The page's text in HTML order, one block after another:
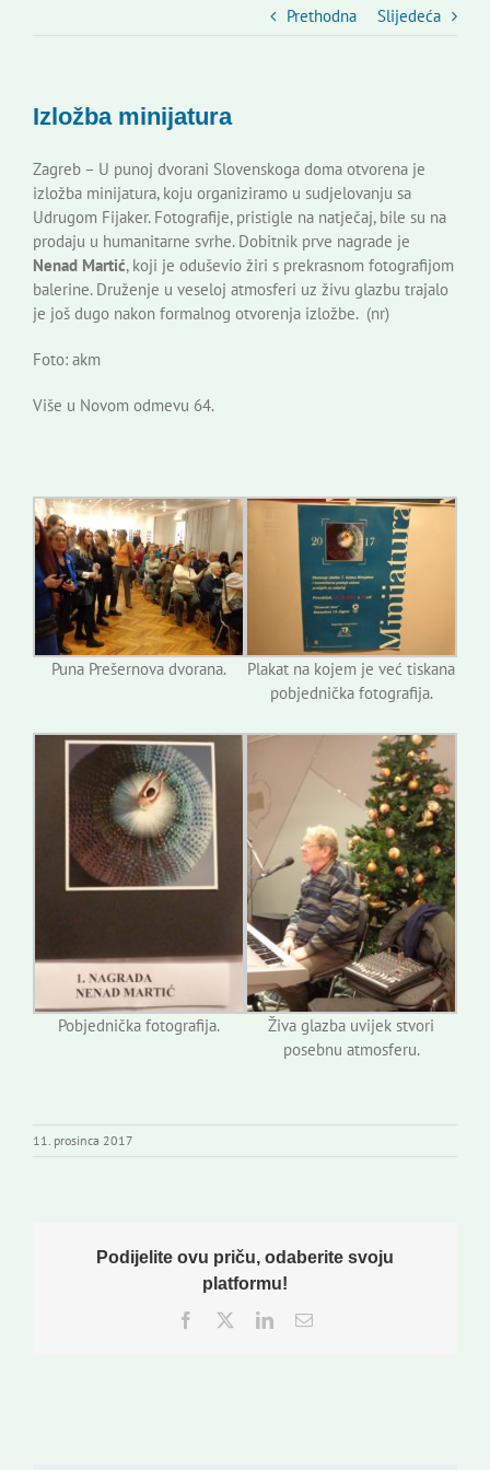
Kontakti
Novi odmev – naše glasilo
Izdavaštvo
Prethodna Slijedeća
Izložba minijatura
Zagreb – U punoj dvorani Slovenskoga doma otvorena je
izložba minijatura, koju organiziramo u sudjelovanju sa
Udrugom Fijaker. Fotografije, pristigle na natječaj, bile su na
prodaju u humanitarne svrhe. Dobitnik prve nagrade je
Nenad Martić, koji je oduševio žiri s prekrasnom fotografijom
balerine. Druženje u veseloj atmosferi uz živu glazbu trajalo
je još dugo nakon formalnog otvorenja izložbe. (nr)
Foto: akm
Više u Novom odmevu 64.
Puna Prešernova dvorana.
Plakat na kojem je već tiskana
pobjednička fotografija.
Pobjednička fotografija.
Živa glazba uvijek stvori
posebnu atmosferu.
11. prosinca 2017
Podijelite ovu priču, odaberite svoju
platformu!
Facebook
TwitterLinkedInEmail: